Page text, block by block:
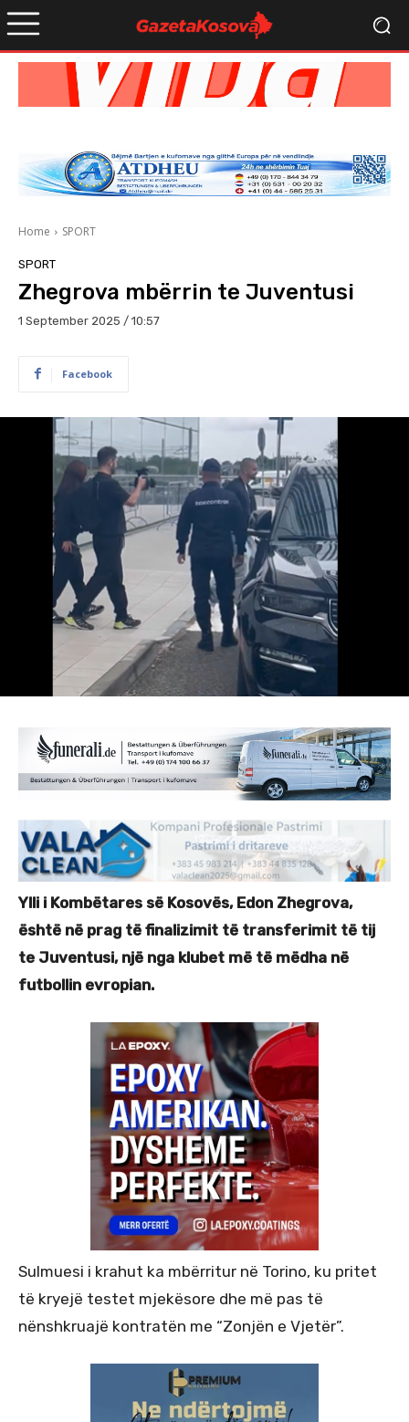
Home SPORT
SPORT
Zhegrova mbërrin te Juventusi
1 September 2025 / 10:57
Facebook
Ylli i Kombëtares së Kosovës, Edon Zhegrova,
është në prag të finalizimit të transferimit të tij
te Juventusi, një nga klubet më të mëdha në
futbollin evropian.
Sulmuesi i krahut ka mbërritur në Torino, ku pritet
të kryejë testet mjekësore dhe më pas të
nënshkruajë kontratën me “Zonjën e Vjetër”.